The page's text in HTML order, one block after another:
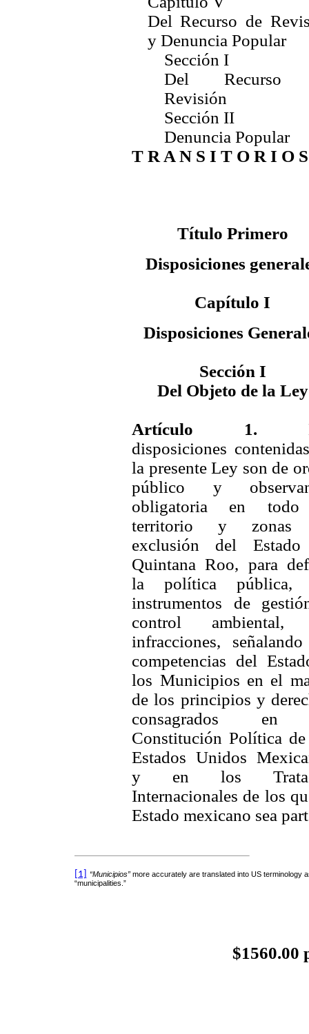
Del Recurso de
y Denuncia Popular
Sección I
Del Recurso
Revisión
Sección II
Denuncia Popular
T R A N S I T O R I O S
Título Primero
Disposiciones
Capítulo I
Disposiciones
Sección I
Del Objeto de la Ley
Artículo 1.
disposiciones
la presente Ley son de
público y
obligatoria en
territorio y zonas
exclusión del
Quintana Roo, para
la política pública,
instrumentos de
control ambiental,
infracciones,
competencias del
los Municipios en el
de los principios y
consagrados
Constitución Política
Estados Unidos
y en los
Internacionales de los
Estado mexicano sea
[1] “Municipios”more accurately are translated into US terminology
“municipalities.”
$1560.00